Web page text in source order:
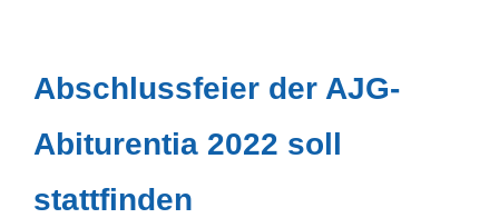
Abschlussfeier der AJG-
Abiturentia 2022 soll
stattfinden